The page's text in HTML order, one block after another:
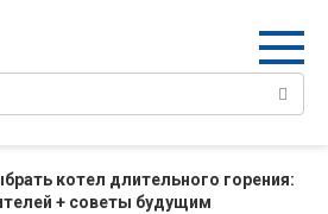
котел длительного горения:
+ советы будущим